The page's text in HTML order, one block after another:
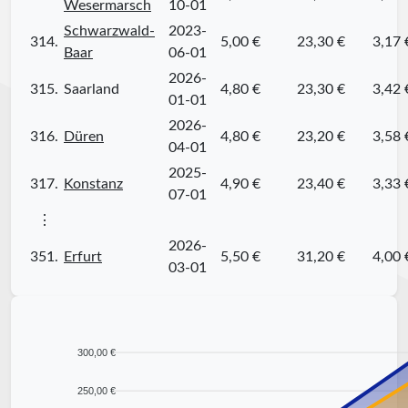
Wesermarsch 10-01
314.
Schwarzwald-
Baar
2023-
06-01
5,00 € 23,30 € 3,17
315. Saarland
2026-
01-01
4,80 € 23,30 € 3,42
316. Düren
2026-
04-01
4,80 € 23,20 € 3,58
317. Konstanz
2025-
07-01
4,90 € 23,40 € 3,33
⋮
351. Erfurt
2026-
03-01
5,50 € 31,20 € 4,00
300,00 €
250,00 €